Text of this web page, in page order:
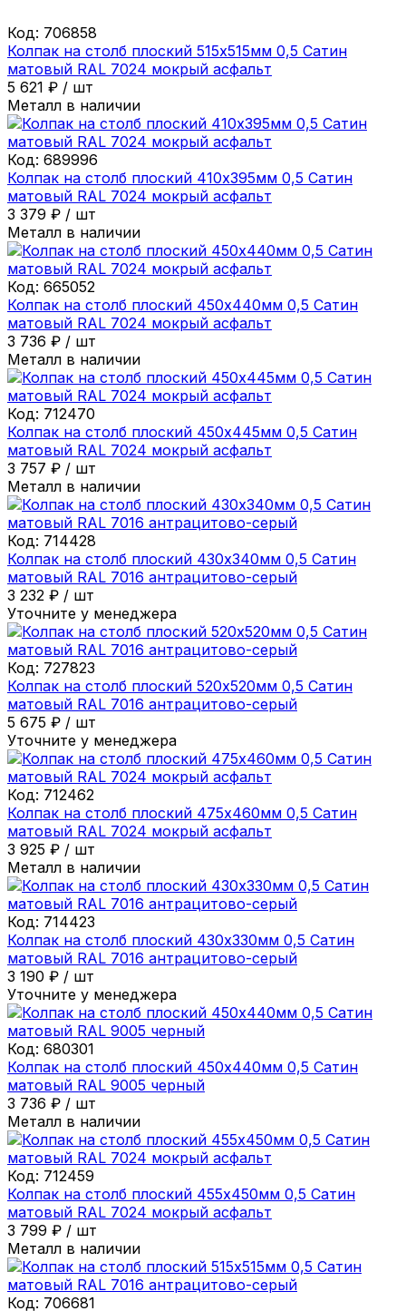
Код: 706858
Колпак на столб плоский 515х515мм 0,5 Сатин
матовый RAL 7024 мокрый асфальт
5 621 ₽ / шт
Металл в наличии
Код: 689996
Колпак на столб плоский 410х395мм 0,5 Сатин
матовый RAL 7024 мокрый асфальт
3 379 ₽ / шт
Металл в наличии
Код: 665052
Колпак на столб плоский 450х440мм 0,5 Сатин
матовый RAL 7024 мокрый асфальт
3 736 ₽ / шт
Металл в наличии
Код: 712470
Колпак на столб плоский 450х445мм 0,5 Сатин
матовый RAL 7024 мокрый асфальт
3 757 ₽ / шт
Металл в наличии
Код: 714428
Колпак на столб плоский 430х340мм 0,5 Сатин
матовый RAL 7016 антрацитово-серый
3 232 ₽ / шт
Уточните у менеджера
Код: 727823
Колпак на столб плоский 520х520мм 0,5 Сатин
матовый RAL 7016 антрацитово-серый
5 675 ₽ / шт
Уточните у менеджера
Код: 712462
Колпак на столб плоский 475х460мм 0,5 Сатин
матовый RAL 7024 мокрый асфальт
3 925 ₽ / шт
Металл в наличии
Код: 714423
Колпак на столб плоский 430х330мм 0,5 Сатин
матовый RAL 7016 антрацитово-серый
3 190 ₽ / шт
Уточните у менеджера
Код: 680301
Колпак на столб плоский 450х440мм 0,5 Сатин
матовый RAL 9005 черный
3 736 ₽ / шт
Металл в наличии
Код: 712459
Колпак на столб плоский 455х450мм 0,5 Сатин
матовый RAL 7024 мокрый асфальт
3 799 ₽ / шт
Металл в наличии
Код: 706681